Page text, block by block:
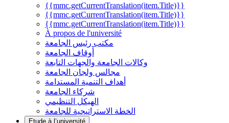
{{mmc.getCurrentTranslation(item.Title)}}
{{mmc.getCurrentTranslation(item.Title)}}
{{mmc.getCurrentTranslation(item.Title)}}
À propos de l'université
مكتب رئيس الجامعة
أوقاف الجامعة
وكالات الجامعة والجهات التابعة
مجالس ولجان الجامعة
أهداف التنمية المستدامة
شركاء الجامعة
الهيكل التنظيمي
الخطة الاستراتيجية للجامعة
Etude à l’université